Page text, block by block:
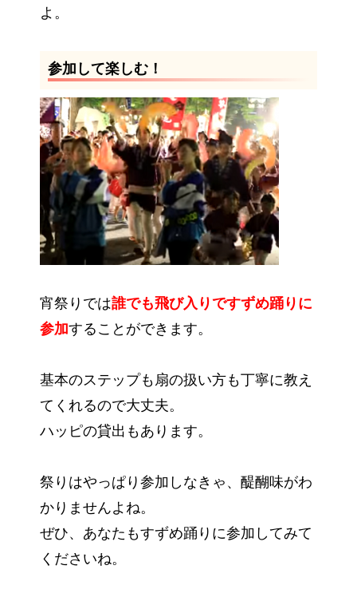
よ。
参加して楽しむ！
宵祭りでは誰でも飛び入りですずめ踊りに
参加することができます。
基本のステップも扇の扱い方も丁寧に教え
てくれるので大丈夫。
ハッピの貸出もあります。
祭りはやっぱり参加しなきゃ、醍醐味がわ
かりませんよね。
ぜひ、あなたもすずめ踊りに参加してみて
くださいね。